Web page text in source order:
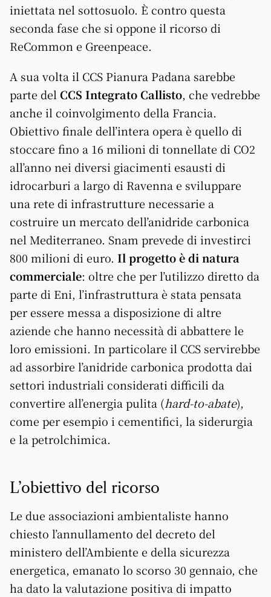
iniettata nel sottosuolo. È contro questa
seconda fase che si oppone il ricorso di
ReCommon e Greenpeace.
A sua volta il CCS Pianura Padana sarebbe
parte del CCS Integrato Callisto, che vedrebbe
anche il coinvolgimento della Francia.
Obiettivo finale dell’intera opera è quello di
stoccare fino a 16 milioni di tonnellate di CO2
all’anno nei diversi giacimenti esausti di
idrocarburi a largo di Ravenna e sviluppare
una rete di infrastrutture necessarie a
costruire un mercato dell’anidride carbonica
nel Mediterraneo. Snam prevede di investirci
800 milioni di euro. Il progetto è di natura
commerciale: oltre che per l’utilizzo diretto da
parte di Eni, l’infrastruttura è stata pensata
per essere messa a disposizione di altre
aziende che hanno necessità di abbattere le
loro emissioni. In particolare il CCS servirebbe
ad assorbire l’anidride carbonica prodotta dai
settori industriali considerati difficili da
convertire all’energia pulita (hard-to-abate),
come per esempio i cementifici, la siderurgia
e la petrolchimica.
L’obiettivo del ricorso
Le due associazioni ambientaliste hanno
chiesto l’annullamento del decreto del
ministero dell’Ambiente e della sicurezza
energetica, emanato lo scorso 30 gennaio, che
ha dato la valutazione positiva di impatto